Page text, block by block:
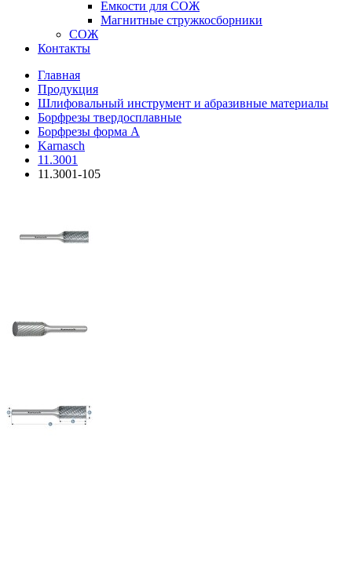
Емкости для СОЖ
Магнитные стружкосборники
СОЖ
Контакты
Главная
Продукция
Шлифовальный инструмент и абразивные материалы
Борфрезы твердосплавные
Борфрезы форма A
Karnasch
11.3001
11.3001-105